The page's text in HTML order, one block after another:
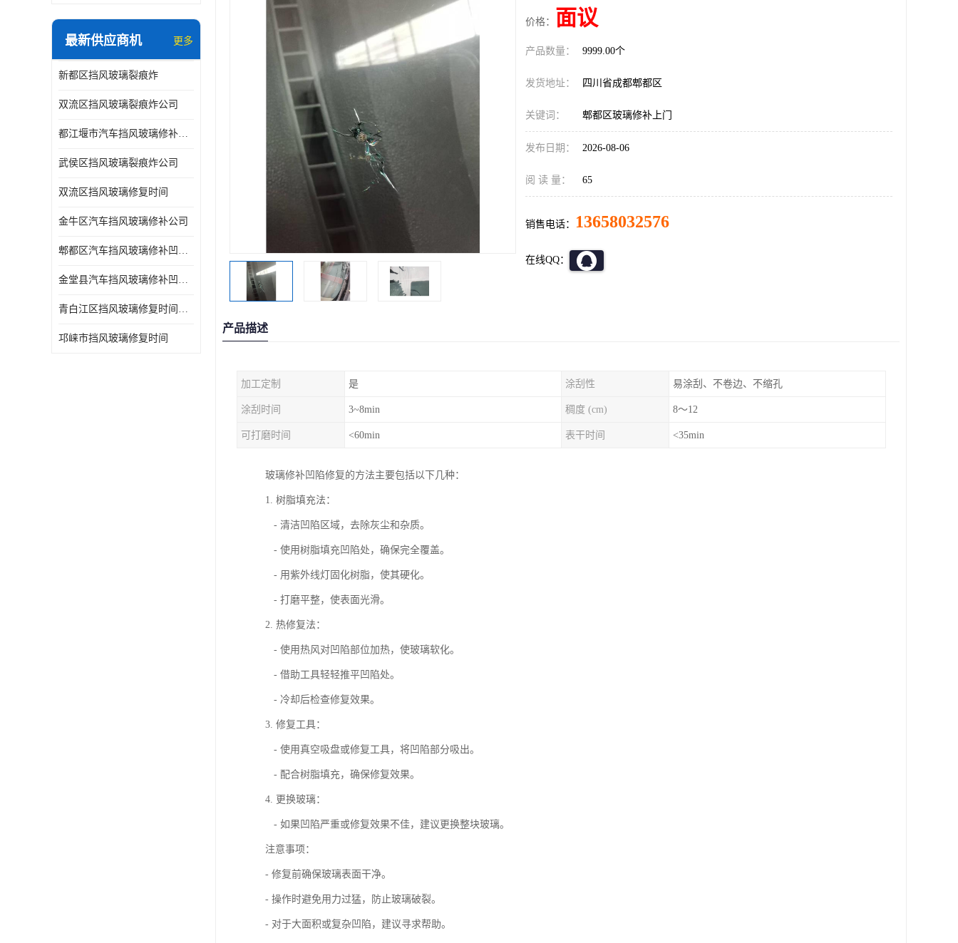
最新供应商机 更多
新都区挡风玻璃裂痕炸
双流区挡风玻璃裂痕炸公司
都江堰市汽车挡风玻璃修补凹陷修复
武侯区挡风玻璃裂痕炸公司
双流区挡风玻璃修复时间
金牛区汽车挡风玻璃修补公司
郫都区汽车挡风玻璃修补凹陷修复公司
金堂县汽车挡风玻璃修补凹陷修复公司
青白江区挡风玻璃修复时间公司
邛崃市挡风玻璃修复时间
价格： 面议
产品数量： 9999.00个
发货地址： 四川省成都郫都区
关键词： 郫都区玻璃修补上门
发布日期： 2026-08-06
阅 读 量： 65
销售电话： 13658032576
在线QQ：
产品描述
加工定制 是 涂刮性 易涂刮、不卷边、不缩孔
涂刮时间 3~8min 稠度 (cm) 8～12
可打磨时间 <60min 表干时间 <35min
玻璃修补凹陷修复的方法主要包括以下几种：
1. 树脂填充法：
- 清洁凹陷区域，去除灰尘和杂质。
- 使用树脂填充凹陷处，确保完全覆盖。
- 用紫外线灯固化树脂，使其硬化。
- 打磨平整，使表面光滑。
2. 热修复法：
- 使用热风对凹陷部位加热，使玻璃软化。
- 借助工具轻轻推平凹陷处。
- 冷却后检查修复效果。
3. 修复工具：
- 使用真空吸盘或修复工具，将凹陷部分吸出。
- 配合树脂填充，确保修复效果。
4. 更换玻璃：
- 如果凹陷严重或修复效果不佳，建议更换整块玻璃。
注意事项：
- 修复前确保玻璃表面干净。
- 操作时避免用力过猛，防止玻璃破裂。
- 对于大面积或复杂凹陷，建议寻求帮助。